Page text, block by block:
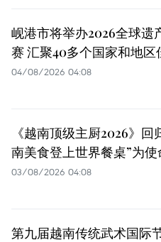
岘港市将举办2026全球遗
赛 汇聚40多个国家和地区
04/08/2026 04:08
《越南顶级主厨2026》回
南美食登上世界餐桌”为使
03/08/2026 04:08
第九届越南传统武术国际